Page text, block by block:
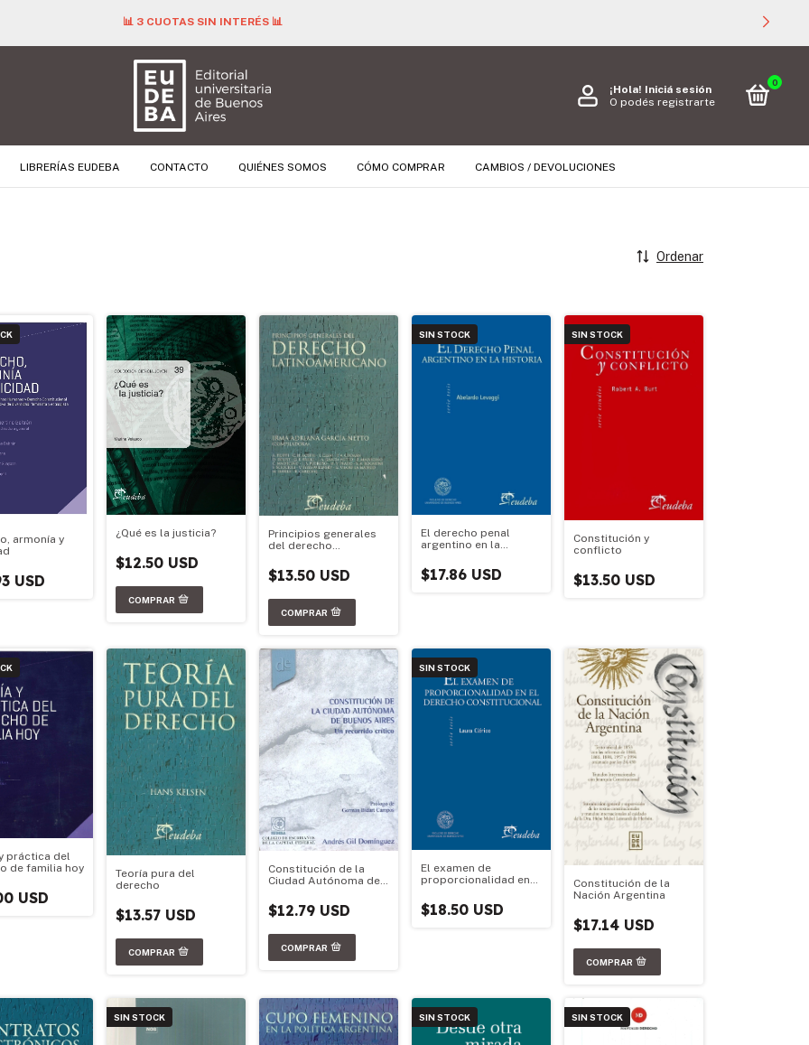
📊 3 CUOTAS SIN INTERÉS 📊
¡Hola! Iniciá sesión
O podés registrarte
0
LIBRERÍAS EUDEBA CONTACTO QUIÉNES SOMOS CÓMO COMPRAR CAMBIOS / DEVOLUCIONES
Ordenar
armonía y
USD
¿Qué es la justicia?
$12.50 USD
Principios generales
del derecho
$13.50 USD
SIN STOCK
El derecho penal
argentino en la
$17.86 USD
SIN STOCK
Constitución y
conflicto
$13.50 USD
práctica del
de familia hoy
USD
Teoría pura del
derecho
$13.57 USD
Constitución de la
Ciudad Autónoma de
$12.79 USD
SIN STOCK
El examen de
proporcionalidad en
constitucional
$18.50 USD
Constitución de la
Nación Argentina
$17.14 USD
SIN STOCK SIN STOCK SIN STOCK